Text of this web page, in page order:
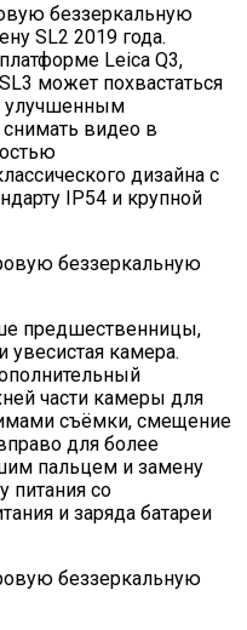
беззеркальную
SL2 2019 года.
Leica Q3,
может похвастаться
улучшенным
видео в
дизайна c
IP54 и крупной
предшественницы,
увесистая камера.
части камеры для
съёмки, смещение
для более
пальцем и замену
питания со
и заряда батареи